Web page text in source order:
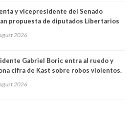
y vicepresidente del Senado
propuesta de diputados Libertarios
un camino equivocado"
2026
Gabriel Boric entra al ruedo y
cifra de Kast sobre robos violentos.
2026